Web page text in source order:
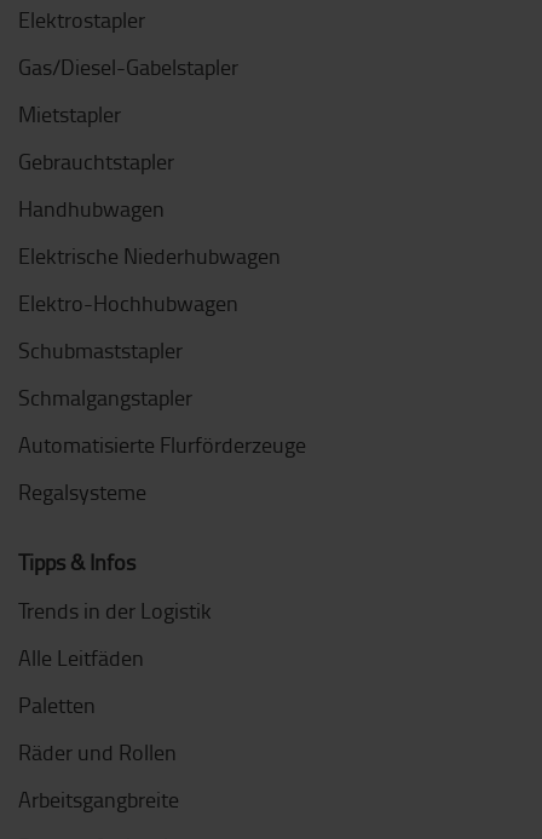
Elektrostapler
Gas/Diesel-Gabelstapler
Mietstapler
Gebrauchtstapler
Handhubwagen
Elektrische Niederhubwagen
Elektro-Hochhubwagen
Schubmaststapler
Schmalgangstapler
Automatisierte Flurförderzeuge
Regalsysteme
Tipps & Infos
Trends in der Logistik
Alle Leitfäden
Paletten
Räder und Rollen
Arbeitsgangbreite